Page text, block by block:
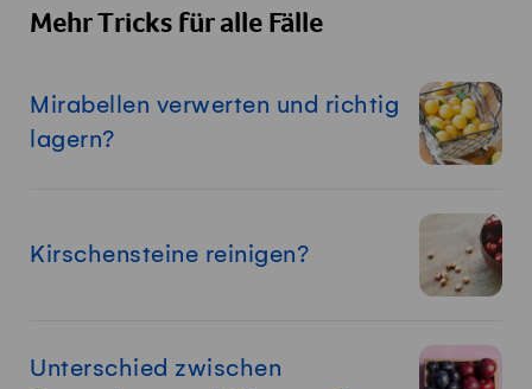
Mehr Tricks für alle Fälle
Mirabellen verwerten und richtig
lagern?
Kirschensteine reinigen?
Unterschied zwischen